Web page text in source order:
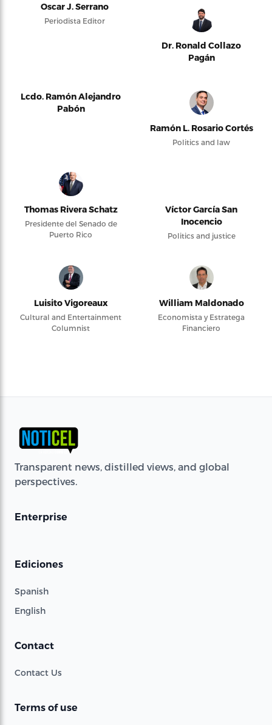
Oscar J. Serrano
Periodista Editor
Dr. Ronald Collazo
Pagán
Lcdo. Ramón Alejandro
Pabón
Ramón L. Rosario Cortés
Politics and law
Thomas Rivera Schatz
Presidente del Senado de
Puerto Rico
Víctor García San
Inocencio
Politics and justice
Luisito Vigoreaux
Cultural and Entertainment
Columnist
William Maldonado
Economista y Estratega
Financiero
Transparent news, distilled views, and global
perspectives.
Enterprise
Ediciones
Spanish
English
Contact
Contact Us
Terms of use